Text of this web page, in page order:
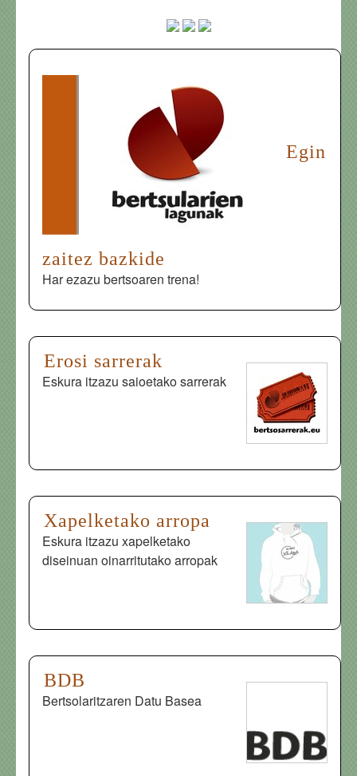
Egin
zaitez bazkide
Har ezazu bertsoaren trena!
Erosi sarrerak
Eskura itzazu saioetako sarrerak
Xapelketako arropa
Eskura itzazu xapelketako
diseinuan oinarritutako arropak
BDB
Bertsolaritzaren Datu Basea